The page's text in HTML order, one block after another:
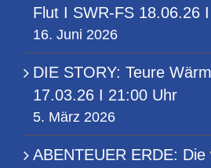
Flut I SWR-FS 18.06.26
16. Juni 2026
DIE STORY: Teure
17.03.26 I 21:00 Uhr
5. März 2026
ABENTEUER ERDE: Die